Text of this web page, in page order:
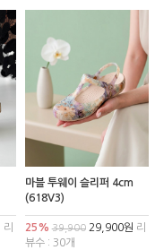
리
마블 투웨이 슬리퍼 4cm
(618V3)
25% 39,90029,900원 리
뷰수 : 30개